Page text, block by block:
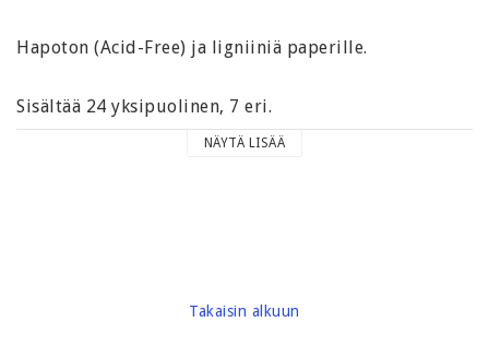
Hapoton (Acid-Free) ja ligniiniä paperille.
Sisältää 24 yksipuolinen, 7 eri.
NÄYTÄ LISÄÄ
Takaisin alkuun